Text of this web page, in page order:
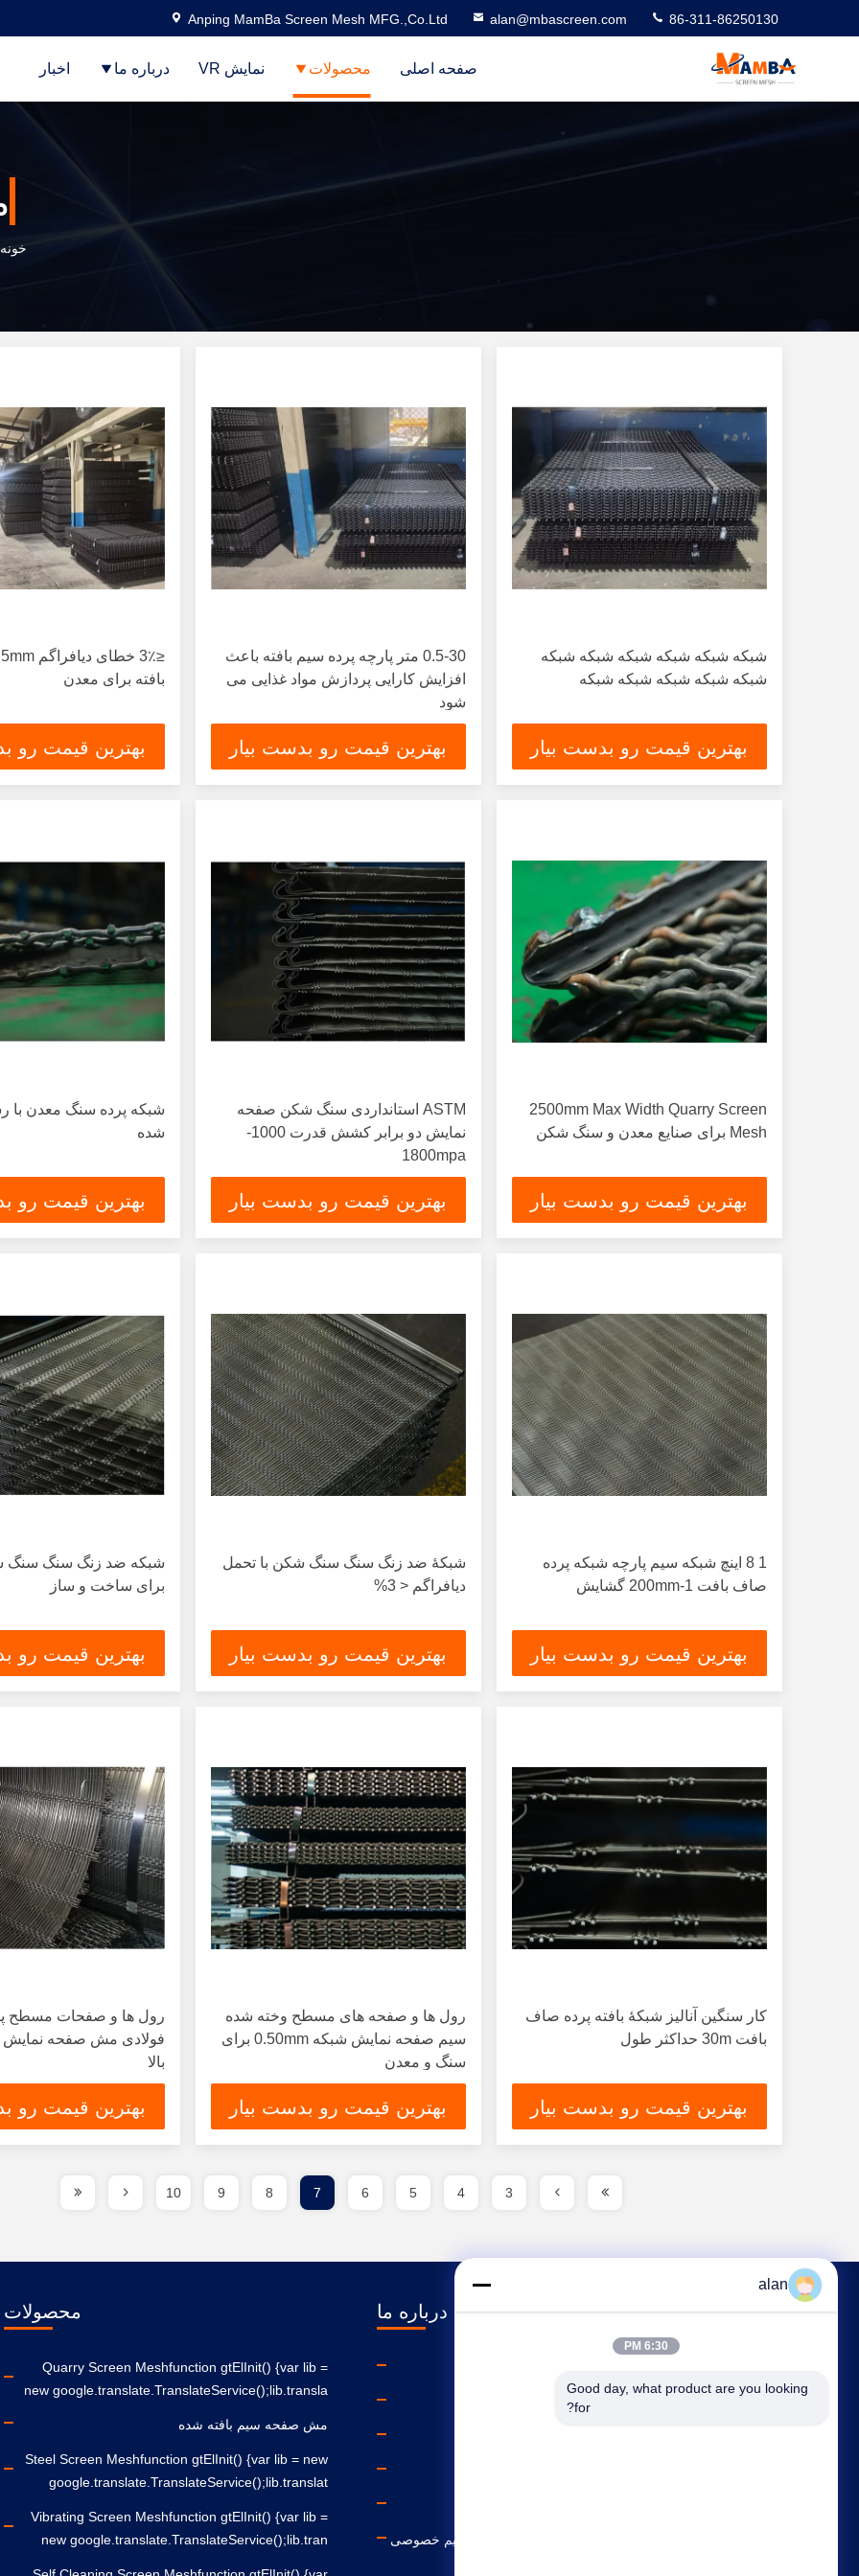
Anping MamBa Screen Mesh MFG.,Co.Ltd alan@mbascreen.com 86-311-86250130
صفحه اصلی محصولات نمایش VR درباره ما اخبار
خونه
شبكه شبكه شبكه شبكه شبكه شبكه
شبكه شبكه شبكه شبكه شبكه
بهترین قیمت رو بدست بیار
0.5-30 متر پارچه پرده سیم بافته باعث
افزایش کارایی پردازش مواد غذایی می
شود
بهترین قیمت رو بدست بیار
بافته برای معدن
بهترین قیمت رو
2500mm Max Width Quarry Screen
Mesh برای صنایع معدن و سنگ شکن
بهترین قیمت رو بدست بیار
ASTM استانداردی سنگ شکن صفحه
نمایش دو برابر کشش قدرت 1000-
1800mpa
بهترین قیمت رو بدست بیار
شبكه پرده سنگ معدن با
شده
بهترین قیمت رو
1 8 اینچ شبكه سیم پارچه شبكه پرده
صاف بافت 1-200mm گشایش
بهترین قیمت رو بدست بیار
شبکۀ ضد زنگ سنگ سنگ شکن با تحمل
دیافراگم < 3%
بهترین قیمت رو بدست بیار
برای ساخت و ساز
بهترین قیمت رو
کار سنگین آنالیز شبکۀ بافته پرده صاف
بافت 30m حداکثر طول
بهترین قیمت رو بدست بیار
رول ها و صفحه های مسطح وخته شده
سیم صفحه نمایش شبکه 0.50mm برای
سنگ و معدن
بهترین قیمت رو بدست بیار
رول ها و صفحات مسطح
فولادی مش صفحه نمایش
بالا
بهترین قیمت رو
3
4
5
6
7
8
9
10
درباره ما
سیاست حفظ حریم خصوصی
محصولات
Quarry Screen Meshfunction gtElInit() {var lib =
new google.translate.TranslateService();lib.transla
مش صفحه سیم بافته شده
Steel Screen Meshfunction gtElInit() {var lib = new
google.translate.TranslateService();lib.translat
Vibrating Screen Meshfunction gtElInit() {var lib =
new google.translate.TranslateService();lib.tran
alan
6:30 PM
Good day, what product are you looking
for?